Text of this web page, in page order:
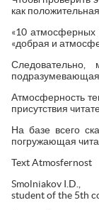
как
«10 атмосферных
«добрая и
Следовательно,
Атмосферность
присутствия
На базе всего
погружающая
Text Atmosfernost
Smolniakov I.D.,
student of the 5th